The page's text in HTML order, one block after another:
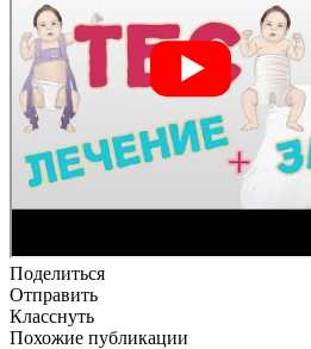
Поделиться
Отправить
Класснуть
Похожие публикации